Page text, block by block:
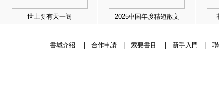
世上要有天一阁 2025中国年度精短散文
書城介紹 合作申請| 索要書目 新手入門